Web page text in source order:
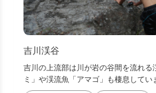
吉川渓谷
吉川の上流部は川が岩の谷間を流れ
ミ」や渓流魚「アマゴ」も棲息してい